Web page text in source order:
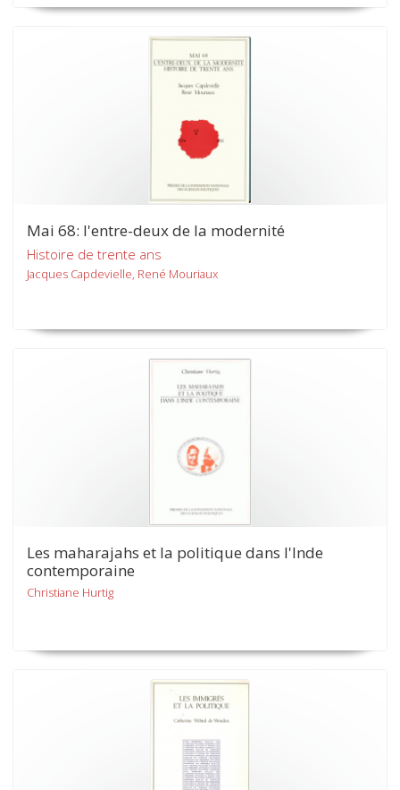
Mai 68: l'entre-deux de la modernité
Histoire de trente ans
Jacques Capdevielle, René Mouriaux
Les maharajahs et la politique dans l'Inde
contemporaine
Christiane Hurtig